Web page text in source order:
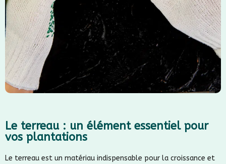
Le terreau : un élément essentiel pour
vos plantations
Le terreau est un matériau indispensable pour la croissance et